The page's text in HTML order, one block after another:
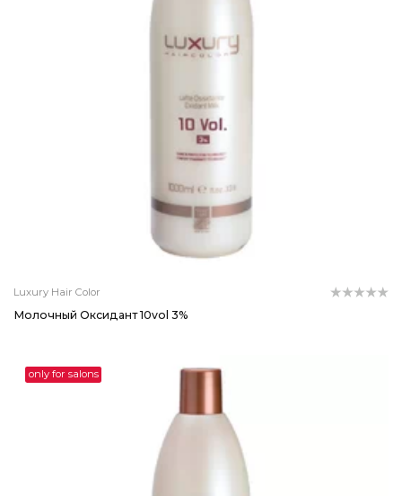
Luxury Hair Color
Молочный Оксидант 10vol 3%
only for salons